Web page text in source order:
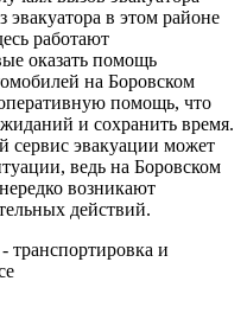
эвакуатора в этом районе
работают
оказать помощь
на Боровском
помощь, что
и сохранить время.
сервис эвакуации может
ведь на Боровском
возникают
действий.